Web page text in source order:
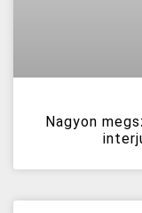
Nagyon